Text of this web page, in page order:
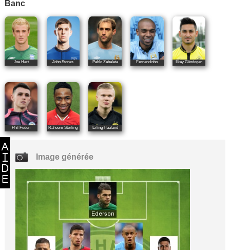
Banc
Joe Hart John Stones Pablo Zabaleta Fernandinho Ilkay Gündogan
Phil Foden Raheem Sterling Erling Haaland
Image générée